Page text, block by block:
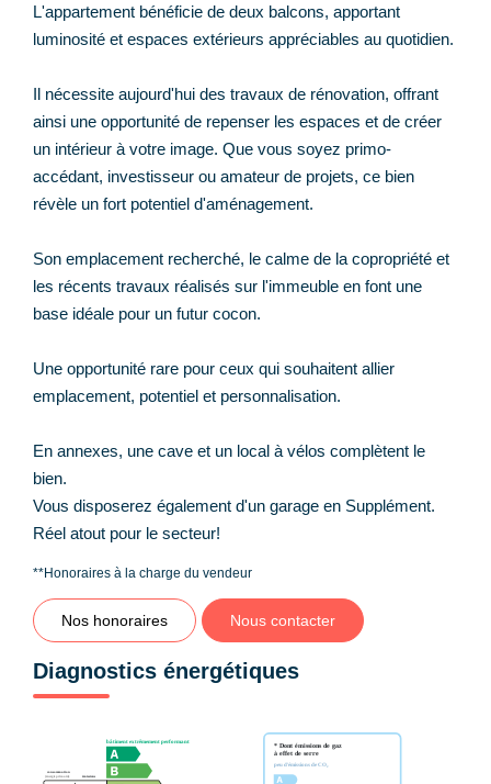
L'appartement bénéficie de deux balcons, apportant
luminosité et espaces extérieurs appréciables au quotidien.
Il nécessite aujourd'hui des travaux de rénovation, offrant
ainsi une opportunité de repenser les espaces et de créer
un intérieur à votre image. Que vous soyez primo-
accédant, investisseur ou amateur de projets, ce bien
révèle un fort potentiel d'aménagement.
Son emplacement recherché, le calme de la copropriété et
les récents travaux réalisés sur l'immeuble en font une
base idéale pour un futur cocon.
Une opportunité rare pour ceux qui souhaitent allier
emplacement, potentiel et personnalisation.
En annexes, une cave et un local à vélos complètent le
bien.
Vous disposerez également d'un garage en Supplément.
Réel atout pour le secteur!
**Honoraires à la charge du vendeur
Nos honoraires Nous contacter
Diagnostics énergétiques